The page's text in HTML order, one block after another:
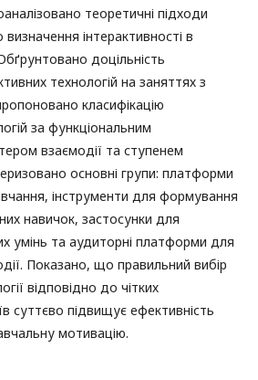
теоретичні підходи
визначення інтерактивності в
доцільність
технологій на заняттях з
класифікацію
за функціональним
взаємодії та ступенем
основні групи: платформи
інструменти для формування
навичок, застосунки для
умінь та аудиторні платформи для
Показано, що правильний вибір
відповідно до чітких
суттєво підвищує ефективність
мотивацію.